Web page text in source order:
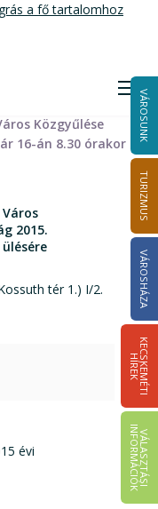
a fő tartalomhoz
VÁROSUNK
TURIZMUS
VÁROSHÁZA
K
E
C
S
K
E
M
É
T
I
HÍ
R
E
K
V
Á
L
A
S
Z
T
Á
S
I
IN
F
O
R
M
Á
C
I
Ó
K
2014-2024
Közgyűlése
16-án 8.30 órakor
Város
2015.
tér 1.) I/2.
évi